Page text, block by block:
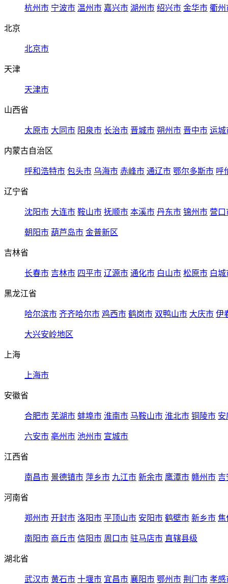
杭州市 宁波市 温州市 嘉兴市 湖州市 绍兴市 金华市 衢州
北京
北京市
天津
天津市
山西省
太原市 大同市 阳泉市 长治市 晋城市 朔州市 晋中市 运城
内蒙古自治区
呼和浩特市 包头市 乌海市 赤峰市 通辽市 鄂尔多斯市 呼
辽宁省
沈阳市 大连市 鞍山市 抚顺市 本溪市 丹东市 锦州市 营口
朝阳市 葫芦岛市 金普新区
吉林省
长春市 吉林市 四平市 辽源市 通化市 白山市 松原市 白城
黑龙江省
哈尔滨市 齐齐哈尔市 鸡西市 鹤岗市 双鸭山市 大庆市 伊
大兴安岭地区
上海
上海市
安徽省
合肥市 芜湖市 蚌埠市 淮南市 马鞍山市 淮北市 铜陵市 安
六安市 亳州市 池州市 宣城市
江西省
南昌市 景德镇市 萍乡市 九江市 新余市 鹰潭市 赣州市 吉
河南省
郑州市 开封市 洛阳市 平顶山市 安阳市 鹤壁市 新乡市 焦
南阳市 商丘市 信阳市 周口市 驻马店市 直辖县级
湖北省
武汉市 黄石市 十堰市 宜昌市 襄阳市 鄂州市 荆门市 孝感